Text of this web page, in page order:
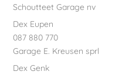
Schoutteet Garage nv
Dex Eupen
087 880 770
Garage E. Kreusen sprl
Dex Genk